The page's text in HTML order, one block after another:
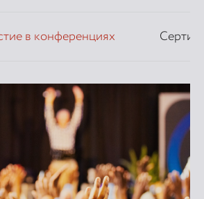
в конференциях